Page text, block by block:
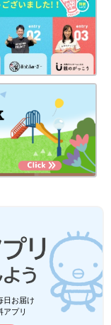
日お届け
プリ